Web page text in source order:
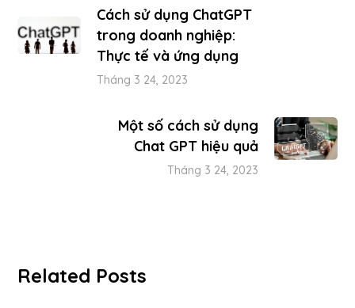
Cách sử dụng ChatGPT
trong doanh nghiệp:
Thực tế và ứng dụng
Tháng 3 24, 2023
Một số cách sử dụng
Chat GPT hiệu quả
Tháng 3 24, 2023
Related Posts